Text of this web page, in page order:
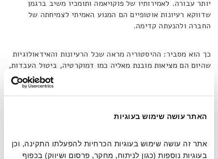
האתר עושה שימוש בעוגיות
יותר עבורה. לאמירותיו של פוקויאמה ותומכיו משיב ברגמן
שדווקא רעיונות אוטופיים הם המנוע האמיתי לצמיחתה של
החברה ולהנעתה קדימה.
כך הוא מסביר: ההיסטוריה מראה שכל הרעיונות והאידאולוגיות
שהיום הם מציאות מובנת מאליה כמו דמוקרטיה, ביטול העבדות,
שוויון זכויות בין גברים ונשים ועוד, נחשבו למטורפים ובוטלו
– ומשנים – את
העולם",אומר ברגמן. הם התאפשרו הודות לגברים ולנשים
המין האנושי ולאמונה האופטימית ביכולותיו.
אז מדוע בכל זאת נראה שאנו עומדים בפלאטו, ושאין יותר